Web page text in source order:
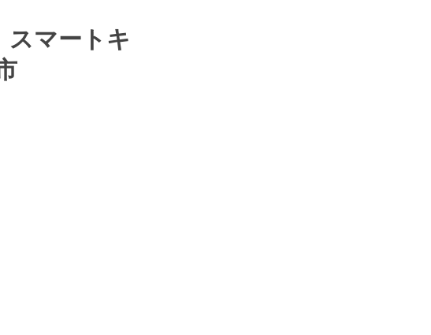
マートキ